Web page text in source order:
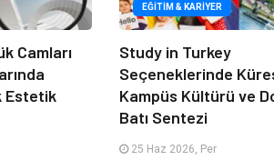
Camları
Estetik
EĞITIM & KARIYER
Study in Turkey
Seçeneklerinde
Kampüs Kültürü ve
Batı Sentezi
25 Haz 2026, Per